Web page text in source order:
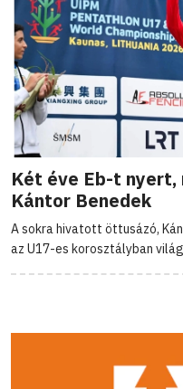
Két éve Eb-t
Kántor Benedek
A sokra hivatott öttusázó,
az U17-es korosztályban